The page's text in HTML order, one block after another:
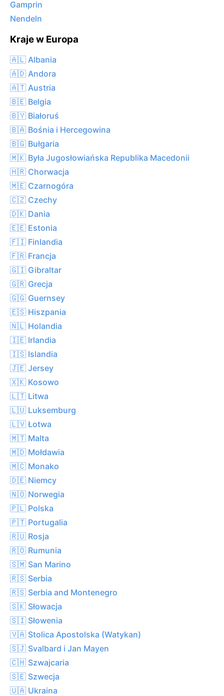
Gamprin
Nendeln
Kraje w Europa
🇦🇱 Albania
🇦🇩 Andora
🇦🇹 Austria
🇧🇪 Belgia
🇧🇾 Białoruś
🇧🇦 Bośnia i Hercegowina
🇧🇬 Bułgaria
🇲🇰 Była Jugosłowiańska Republika Macedonii
🇭🇷 Chorwacja
🇲🇪 Czarnogóra
🇨🇿 Czechy
🇩🇰 Dania
🇪🇪 Estonia
🇫🇮 Finlandia
🇫🇷 Francja
🇬🇮 Gibraltar
🇬🇷 Grecja
🇬🇬 Guernsey
🇪🇸 Hiszpania
🇳🇱 Holandia
🇮🇪 Irlandia
🇮🇸 Islandia
🇯🇪 Jersey
🇽🇰 Kosowo
🇱🇹 Litwa
🇱🇺 Luksemburg
🇱🇻 Łotwa
🇲🇹 Malta
🇲🇩 Mołdawia
🇲🇨 Monako
🇩🇪 Niemcy
🇳🇴 Norwegia
🇵🇱 Polska
🇵🇹 Portugalia
🇷🇺 Rosja
🇷🇴 Rumunia
🇸🇲 San Marino
🇷🇸 Serbia
🇷🇸 Serbia and Montenegro
🇸🇰 Słowacja
🇸🇮 Słowenia
🇻🇦 Stolica Apostolska (Watykan)
🇸🇯 Svalbard i Jan Mayen
🇨🇭 Szwajcaria
🇸🇪 Szwecja
🇺🇦 Ukraina